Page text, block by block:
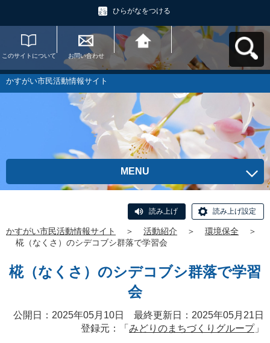
ひらがなをつける
このサイトについて お問い合わせ
かすがい市民活動情
報サイトへ戻る
かすがい市民活動情報サイト
MENU
読み上げ 読み上げ設定
かすがい市民活動情報サイト ＞ 活動紹介 ＞ 環境保全
＞
椛（なくさ）のシデコブシ群落で学習会
椛（なくさ）のシデコブシ群落で学習
会
公開日：2025年05月10日 最終更新日：2025年05月21日
登録元：「 みどりのまちづくりグループ」